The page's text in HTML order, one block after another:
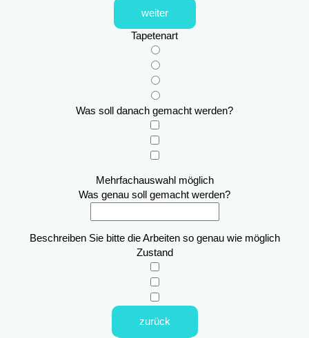
weiter
Tapetenart
Was soll danach gemacht werden?
Mehrfachauswahl möglich
Was genau soll gemacht werden?
Beschreiben Sie bitte die Arbeiten so genau wie möglich
Zustand
zurück